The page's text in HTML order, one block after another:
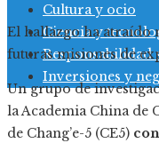
Cultura y ocio
Ciencia y
Responsabilidad
Inversiones y
El hallazgo ha atraído
futuras misiones de
Un grupo de
la Academia China de
de Chang’e-5 (CE5)